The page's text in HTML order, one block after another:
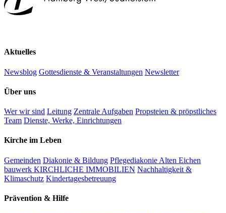
Aktuelles
Newsblog Gottesdienste & Veranstaltungen Newsletter
Über uns
Wer wir sind Leitung Zentrale Aufgaben Propsteien & pröpstliches
Team Dienste, Werke, Einrichtungen
Kirche im Leben
Gemeinden Diakonie & Bildung Pflegediakonie Alten Eichen
bauwerk KIRCHLICHE IMMOBILIEN Nachhaltigkeit &
Klimaschutz Kindertagesbetreuung
Prävention & Hilfe